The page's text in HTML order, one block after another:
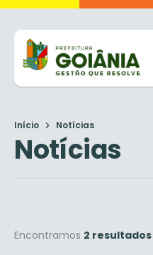
Início Notícias
Notícias
Encontramos 2 resultados